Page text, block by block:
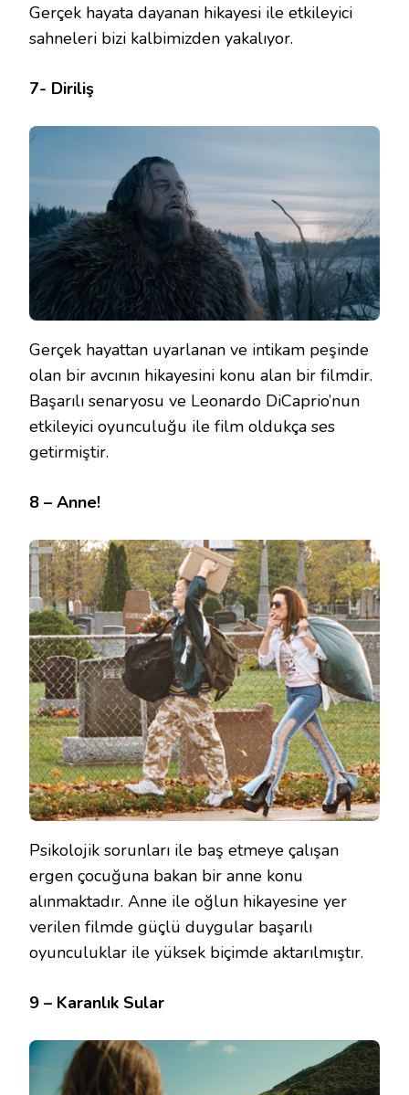
Gerçek hayata dayanan hikayesi ile etkileyici
sahneleri bizi kalbimizden yakalıyor.
7- Diriliş
Gerçek hayattan uyarlanan ve intikam peşinde
olan bir avcının hikayesini konu alan bir filmdir.
Başarılı senaryosu ve Leonardo DiCaprio’nun
etkileyici oyunculuğu ile film oldukça ses
getirmiştir.
8 – Anne!
Psikolojik sorunları ile baş etmeye çalışan
ergen çocuğuna bakan bir anne konu
alınmaktadır. Anne ile oğlun hikayesine yer
verilen filmde güçlü duygular başarılı
oyunculuklar ile yüksek biçimde aktarılmıştır.
9 – Karanlık Sular